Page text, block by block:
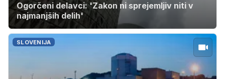
Ogorčeni delavci: 'Zakon ni sprejemljiv niti v
najmanjših delih'
SLOVENIJA